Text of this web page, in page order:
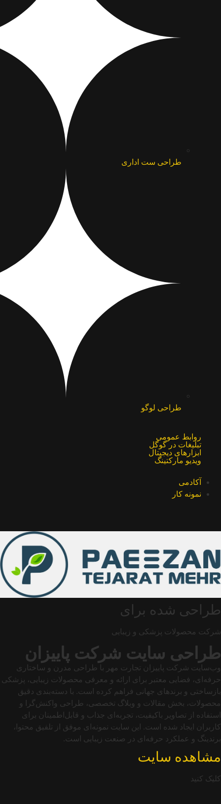
طراحی ست اداری
طراحی لوگو
روابط عمومی
تبلیغات در گوگل
ابزارهای دیجیتال
ویدیو مارکتینگ
آکادمی
نمونه کار
طراحی شده برای
شرکت محصولات پزشکی و زیبایی
طراحی سایت شرکت پاییزان
وب‌سایت شرکت پاییزان تجارت مهر با طراحی مدرن و ساختاری
حرفه‌ای، فضایی معتبر برای ارائه و معرفی محصولات زیبایی، پزشکی
بازساختی و برندهای جهانی فراهم کرده است. با دسته‌بندی دقیق
محصولات، بخش مقالات و وبلاگ تخصصی، طراحی واکنش‌گرا و
استفاده از تصاویر باکیفیت، تجربه‌ای جذاب و قابل‌اطمینان برای
کاربران ایجاد شده است. این سایت نمونه‌ای موفق از تلفیق محتوا،
برندینگ و عملکرد حرفه‌ای در صنعت زیبایی است.
مشاهده سایت
کلیک کنید